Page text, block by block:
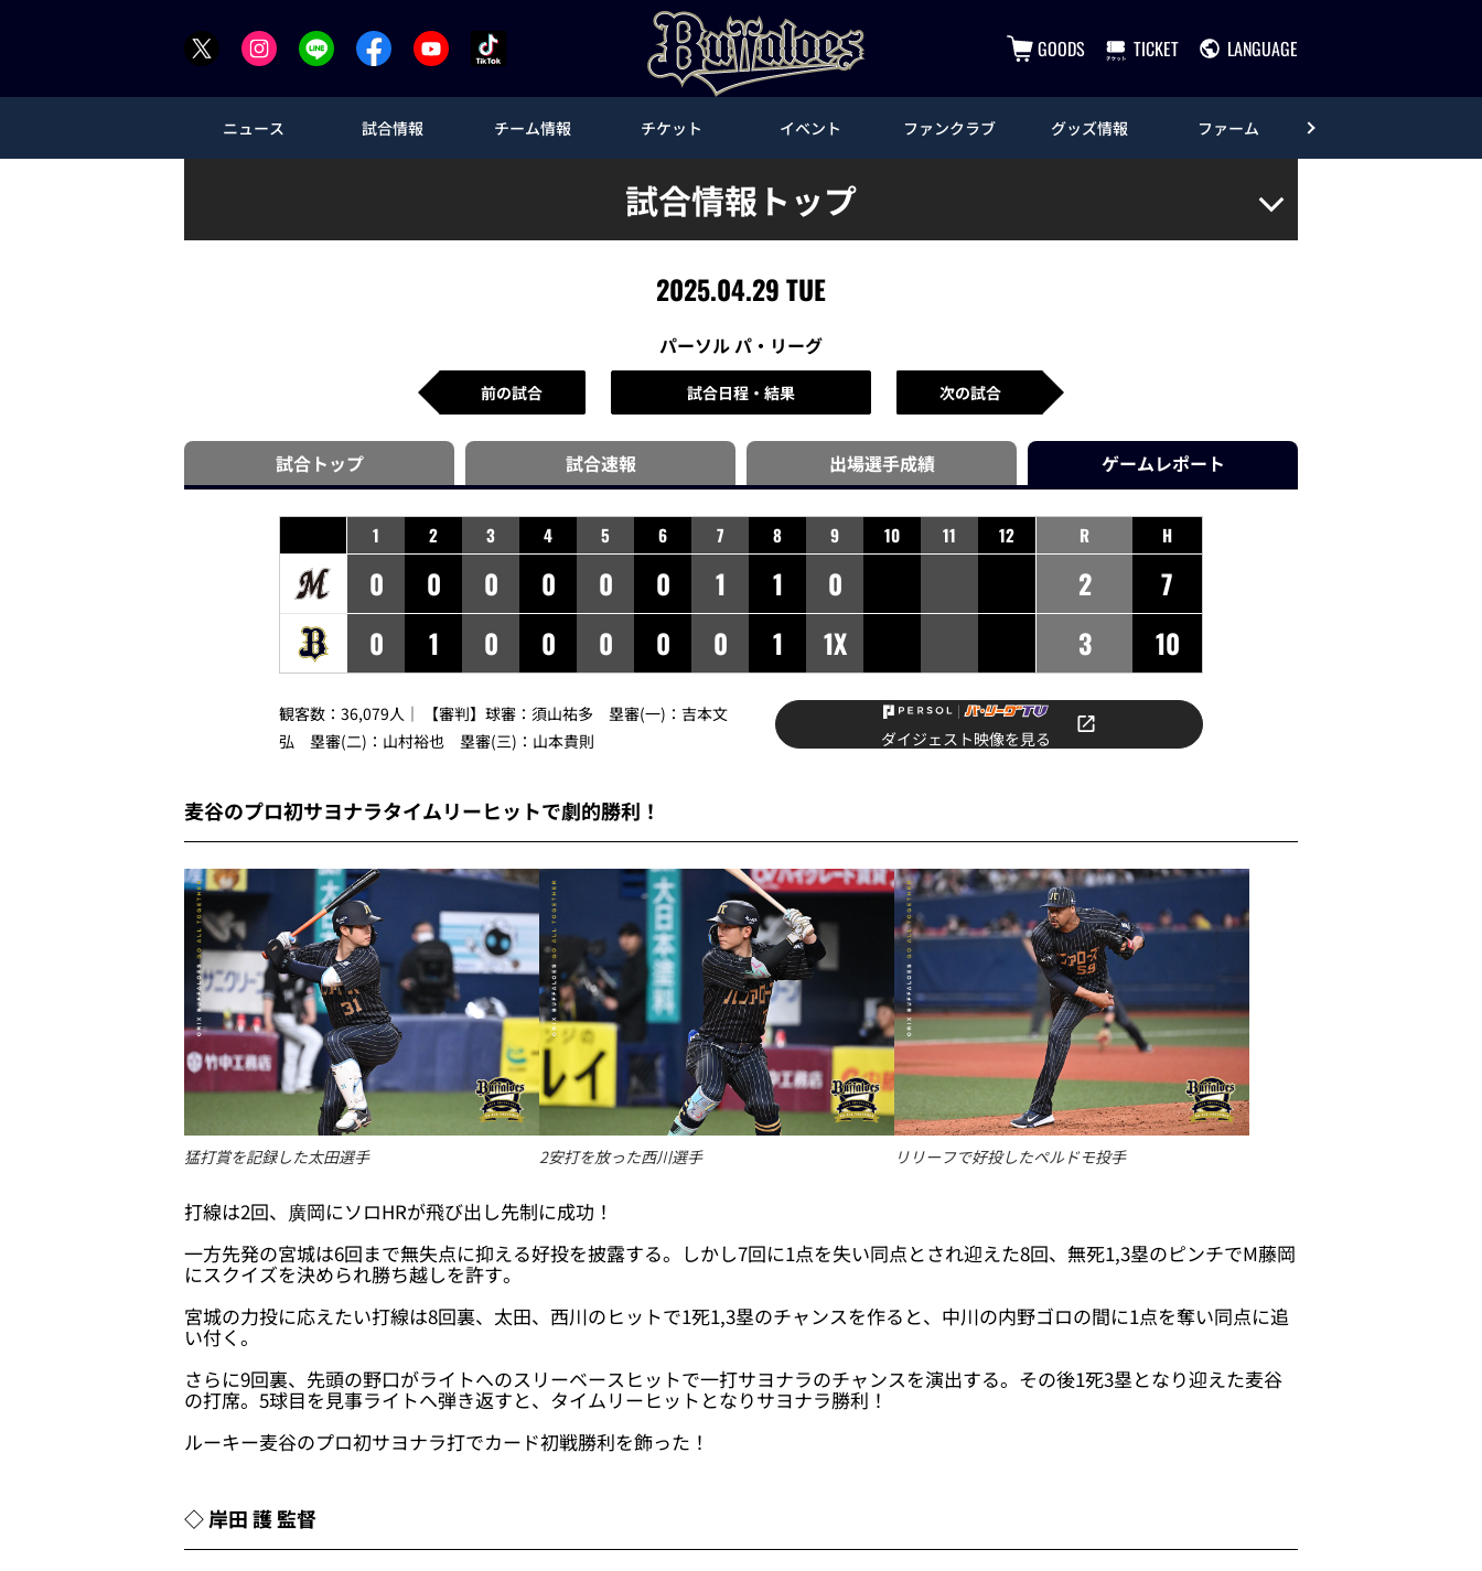
GOODS TICKET LANGUAGE
ニュース 試合情報 チーム情報 チケット イベント ファンクラブ グッズ情報 ファーム
試合情報トップ
2025.04.29 TUE
パーソル パ・リーグ
前の試合 試合日程・結果 次の試合
試合トップ 試合速報 出場選手成績 ゲームレポート
1 2 3 4 5 6 7 8 9 10 11 12
0 0 0 0 0 0 1 1
0
0
1 0 0 0 0 0 1 1X
R H
2
7
3
10
観客数：36,079人｜ 【審判】球審：須山祐多 塁審(一)：吉本文
弘 塁審(二)：山村裕也 塁審(三)：山本貴則
ダイジェスト映像を見る
麦谷のプロ初サヨナラタイムリーヒットで劇的勝利！
猛打賞を記録した太田選手 2安打を放った西川選手 リリーフで好投したペルドモ投手
打線は2回、廣岡にソロHRが飛び出し先制に成功！
一方先発の宮城は6回まで無失点に抑える好投を披露する。しかし7回に1点を失い同点とされ迎えた8回、無死1,3塁のピンチでM藤岡
にスクイズを決められ勝ち越しを許す。
宮城の力投に応えたい打線は8回裏、太田、西川のヒットで1死1,3塁のチャンスを作ると、中川の内野ゴロの間に1点を奪い同点に追
い付く。
さらに9回裏、先頭の野口がライトへのスリーベースヒットで一打サヨナラのチャンスを演出する。その後1死3塁となり迎えた麦谷
の打席。5球目を見事ライトへ弾き返すと、タイムリーヒットとなりサヨナラ勝利！
ルーキー麦谷のプロ初サヨナラ打でカード初戦勝利を飾った！
◇ 岸田 護 監督